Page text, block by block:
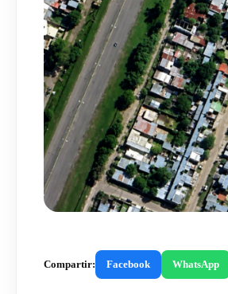
Compartir: Facebook WhatsApp